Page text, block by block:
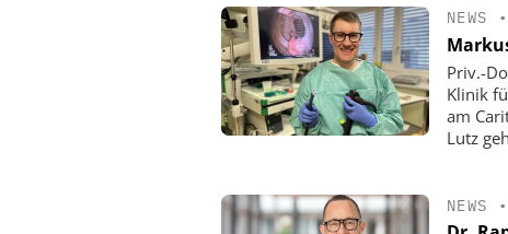
NEWS •
Priv.-
Klinik
am
Lutz
NEWS •